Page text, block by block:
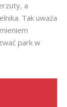
a
Tak uważa
park w